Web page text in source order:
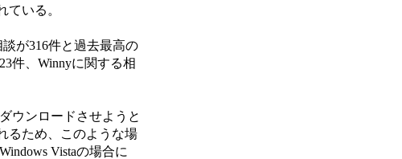
いる。
が316件と過去最高の
件、Winnyに関する相
ウンロードさせようと
るため、このような場
Vistaの場合に